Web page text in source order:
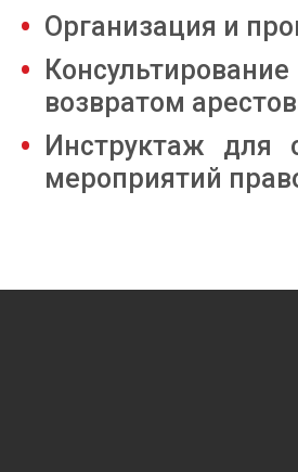
Организация и
возвратом
Инструктаж для
мероприятий